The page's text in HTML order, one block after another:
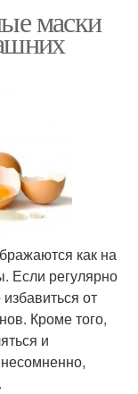
маски
как на
Если регулярно
от
Кроме того,
и